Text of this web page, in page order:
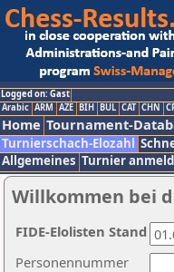
Logged on: Gast
Arabic ARM AZE BIH BUL CAT CHN
Home Tournament-
Turnierschach-Elozahl
Allgemeines Turnier
Willkommen bei
Personennummer
FIDE-Elolisten Stand